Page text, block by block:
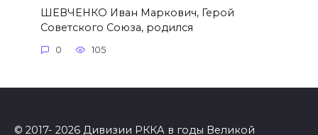
ШЕВЧЕНКО Иван Маркович, Герой
Советского Союза, родился
0 105
© 2017- 2026 Дивизии РККА в годы Великой